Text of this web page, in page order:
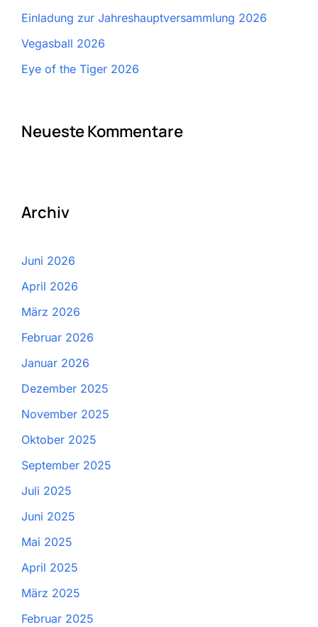
Einladung zur Jahreshauptversammlung 2026
Vegasball 2026
Eye of the Tiger 2026
Neueste Kommentare
Archiv
Juni 2026
April 2026
März 2026
Februar 2026
Januar 2026
Dezember 2025
November 2025
Oktober 2025
September 2025
Juli 2025
Juni 2025
Mai 2025
April 2025
März 2025
Februar 2025